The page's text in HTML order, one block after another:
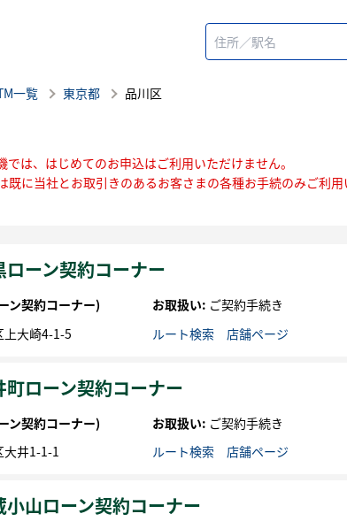
一覧 東京都 品川区
は、はじめてのお申込はご利用いただけません。
既に当社とお取引きのあるお客さまの各種お手続のみご利用
ーン契約コーナー
ン契約コーナー)
上大崎4-1-5
お取扱い: ご契約手続き
ルート検索
店舗ページ
ローン契約コーナー
ン契約コーナー)
大井1-1-1
お取扱い: ご契約手続き
ルート検索
店舗ページ
山ローン契約コーナー